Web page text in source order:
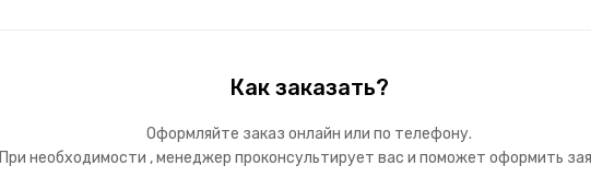
Как заказать?
Оформляйте заказ онлайн или по телефону.
При необходимости , менеджер проконсультирует вас и поможет оформить